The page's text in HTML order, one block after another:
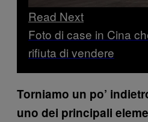
Read Next
Foto di case in Cina
rifiuta di vendere
Torniamo un po’
uno dei principali